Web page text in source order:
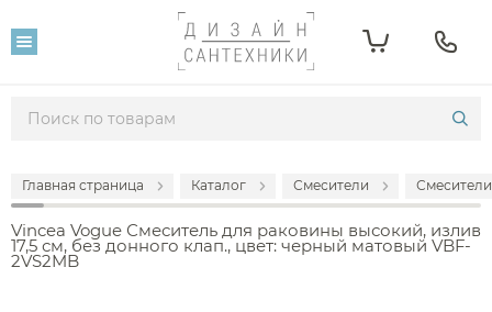
Главная страница Каталог Смесители
Vincea Vogue Смеситель для раковины высокий, излив
17,5 см, без донного клап., цвет: черный матовый VBF-
2VS2MB